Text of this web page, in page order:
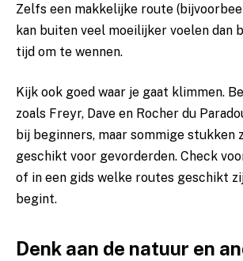
Zelfs een makkelijke route
kan buiten veel moeilijker voelen dan
tijd om te wennen.
Kijk ook goed waar je gaat klimmen.
zoals Freyr, Dave en Rocher du
bij beginners, maar sommige stukken
geschikt voor gevorderden. Check
of in een gids welke routes geschikt
begint.
Denk aan de natuur en